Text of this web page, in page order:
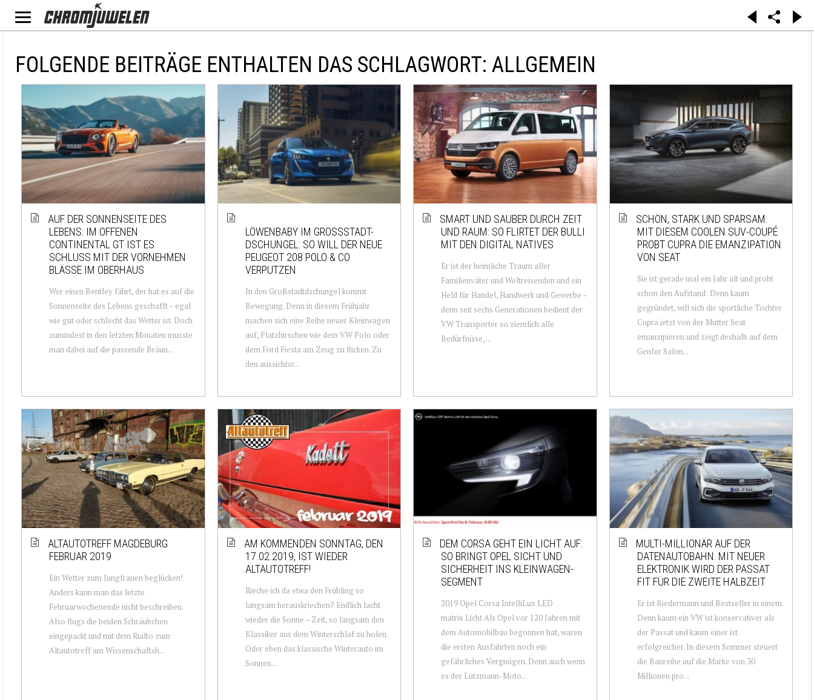
FOLGENDE BEITRÄGE ENTHALTEN DAS SCHLAGWORT: ALLGEMEIN
AUF DER SONNENSEITE DES
LEBENS: IM OFFENEN
CONTINENTAL GT IST ES
SCHLUSS MIT DER VORNEHMEN
BLÄSSE IM OBERHAUS
Wer einen Bentley fährt, der hat es auf die
Sonnenseite des Lebens geschafft – egal
wie gut oder schlecht das Wetter ist. Doch
zumindest in den letzten Monaten musste
man dabei auf die passende Bräun...
LÖWENBABY IM GROSSSTADT-D
SCHUNGEL: SO WILL DER NEUE P
EUGEOT 208 POLO & CO V
ERPUTZEN
In den Großstadtdschungel kommt
Bewegung. Denn in diesem Frühjahr
machen sich eine Reihe neuer Kleinwagen
auf, Platzhirschen wie dem VW Polo oder
dem Ford Fiesta am Zeug zu flicken. Zu
den aussichtsr...
SMART UND SAUBER DURCH ZEIT
UND RAUM: SO FLIRTET DER BULLI
MIT DEN DIGITAL NATIVES
Er ist der heimliche Traum aller
Familienväter und Weltreisenden und ein
Held für Handel, Handwerk und Gewerbe –
denn seit sechs Generationen bedient der
VW Transporter so ziemlich alle
Bedürfnisse, ...
SCHÖN, STARK UND SPARSAM:
MIT DIESEM COOLEN SUV-COUPÉ
PROBT CUPRA DIE EMANZIPATION
VON SEAT
Sie ist gerade mal ein Jahr alt und probt
schon den Aufstand: Denn kaum
gegründet, will sich die sportliche Tochter
Cupra jetzt von der Mutter Seat
emanzipieren und zeigt deshalb auf dem
Genfer Salon...
ALTAUTOTREFF MAGDEBURG
FEBRUAR 2019
Ein Wetter zum Jungfrauen beglücken!
Anders kann man das letzte
Februarwochenende nicht beschreiben.
Also flugs die beiden Schräubchen
eingepackt und mit dem Rialto zum
Altautotreff am Wissenschaftsh...
AM KOMMENDEN SONNTAG, DEN
17.02.2019, IST WIEDER
ALTAUTOTREFF!
Rieche ich da etwa den Frühling so
langsam herauskriechen? Endlich lacht
wieder die Sonne – Zeit, so langsam den
Klassiker aus dem Winterschlaf zu holen.
Oder eben das klassische Winterauto im
Sonnen...
DEM CORSA GEHT EIN LICHT AUF:
SO BRINGT OPEL SICHT UND
SICHERHEIT INS KLEINWAGEN-
SEGMENT
2019 Opel Corsa IntelliLux LED
matrix Licht Als Opel vor 120 Jahren mit
dem Automobilbau begonnen hat, waren
die ersten Ausfahrten noch ein
gefährliches Vergnügen. Denn auch wenn
es der Lutzmann-Moto...
MULTI-MILLIONÄR AUF DER
DATENAUTOBAHN: MIT NEUER
ELEKTRONIK WIRD DER PASSAT
FIT FÜR DIE ZWEITE HALBZEIT
Er ist Biedermann und Bestseller in einem.
Denn kaum ein VW ist konservativer als
der Passat und kaum einer ist
erfolgreicher. In diesem Sommer steuert
die Baureihe auf die Marke von 30
Millionen pro...